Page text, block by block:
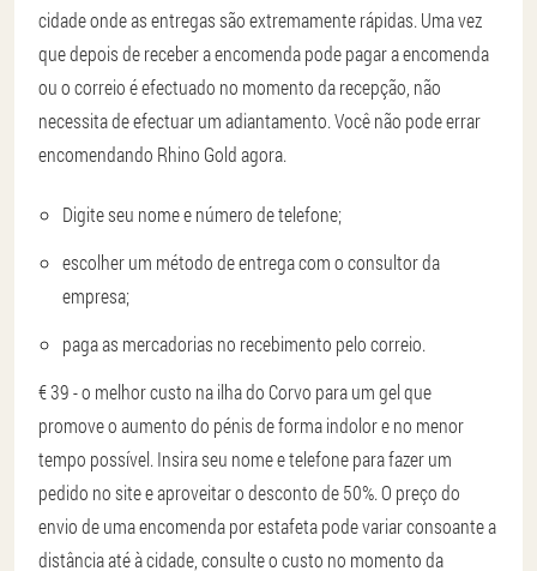
cidade onde as entregas são extremamente rápidas. Uma vez
que depois de receber a encomenda pode pagar a encomenda
ou o correio é efectuado no momento da recepção, não
necessita de efectuar um adiantamento. Você não pode errar
encomendando Rhino Gold agora.
Digite seu nome e número de telefone;
escolher um método de entrega com o consultor da
empresa;
paga as mercadorias no recebimento pelo correio.
€ 39 - o melhor custo na ilha do Corvo para um gel que
promove o aumento do pénis de forma indolor e no menor
tempo possível. Insira seu nome e telefone para fazer um
pedido no site e aproveitar o desconto de 50%. O preço do
envio de uma encomenda por estafeta pode variar consoante a
distância até à cidade, consulte o custo no momento da